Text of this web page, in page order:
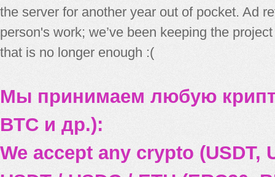
the server for another year out of pocket. Ad
person's work; we’ve been keeping the
that is no longer enough :(
Мы принимаем любую
BTC и др.):
We accept any crypto (USDT,